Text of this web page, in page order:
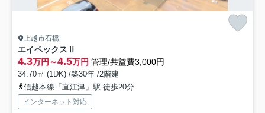
上越市石橋
エイペックスⅡ
4.3万円～4.5万円 管理/共益費3,000円
34.70㎡ (1DK) /築30年 /2階建
信越本線「直江津」駅 徒歩20分
インターネット対応